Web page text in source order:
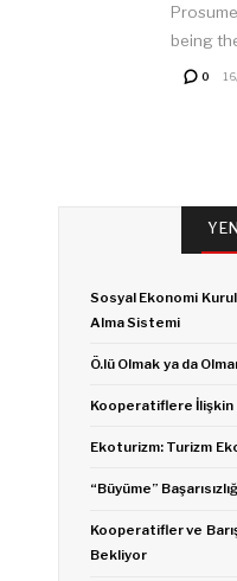
being
0
Sosyal Ekonomi
Alma Sistemi
Ö.lü Olmak ya da
Kooperatiflere İlişkin
Ekoturizm: Turizm
“Büyüme”
Kooperatifler ve
Bekliyor